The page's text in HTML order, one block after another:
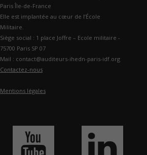
Paris Île-de-France
Elle est implantée au cœur de l’École
Militaire.
Siège social : 1 place Joffre – Ecole militaire -
75700 Paris SP 07
Mail : contact@auditeurs-ihedn-paris-idf.org
Contactez-nous
Mentions légales